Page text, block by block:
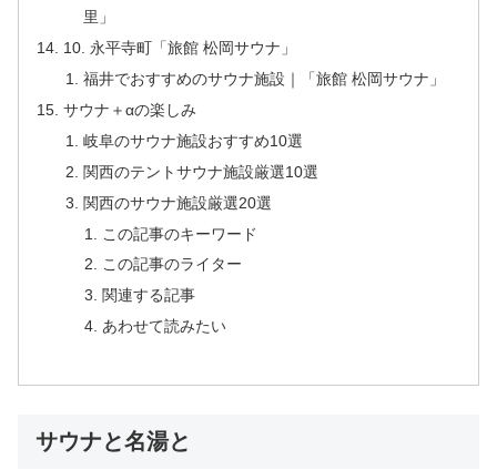
里」
10. 永平寺町「​旅館 松岡サウナ」
福井でおすすめのサウナ施設｜「旅館 松岡サウナ」
サウナ＋αの楽しみ
岐阜のサウナ施設おすすめ10選
関西のテントサウナ施設厳選10選
関西のサウナ施設厳選20選
この記事のキーワード
この記事のライター
関連する記事
あわせて読みたい
サウナと名湯と